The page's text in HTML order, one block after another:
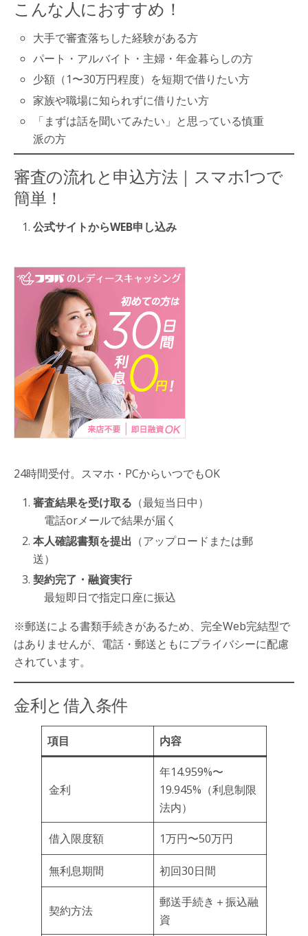
こんな人におすすめ！
大手で審査落ちした経験がある方
パート・アルバイト・主婦・年金暮らしの方
少額（1〜30万円程度）を短期で借りたい方
家族や職場に知られずに借りたい方
「まずは話を聞いてみたい」と思っている慎重
派の方
審査の流れと申込方法｜スマホ1つで
簡単！
公式サイトからWEB申し込み
24時間受付。スマホ・PCからいつでもOK
審査結果を受け取る （最短当日中）
電話orメールで結果が届く
本人確認書類を提出 （アップロードまたは郵
送）
契約完了・融資実行
最短即日で指定口座に振込
※郵送による書類手続きがあるため、完全Web完結型で
はありませんが、電話・郵送ともにプライバシーに配慮
されています。
金利と借入条件
項目 内容
金利
年14.959%〜
19.945%（利息制限
法内）
借入限度額 1万円〜50万円
無利息期間 初回30日間
契約方法
郵送手続き＋振込融
資